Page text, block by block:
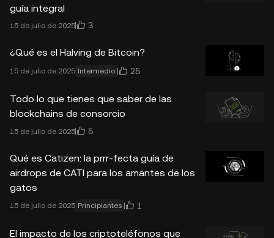
guía integral
15 de julio de 2025 3
¿Qué es el Halving de Bitcoin?
15 de julio de 2025 Intermedio 25
Todo lo que tienes que saber de las
blockchains de consorcio
15 de julio de 2025 5
Qué es Catizen: la prrr-fecta guía de
airdrops de CATI para los amantes de los
gatos
15 de julio de 2025 Principiantes 1
El impacto de los criptoteléfonos que